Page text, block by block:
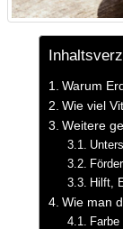
Warum
Wie viel
Weitere
Hilft,
Wie man